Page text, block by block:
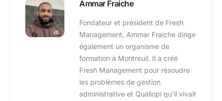
Ammar Fraiche
Fondateur et président de Fresh
Management, Ammar Fraiche dirige
également un organisme de
formation à Montreuil. Il a créé
Fresh Management pour résoudre
les problèmes de gestion
administrative et Qualiopi qu'il vivait